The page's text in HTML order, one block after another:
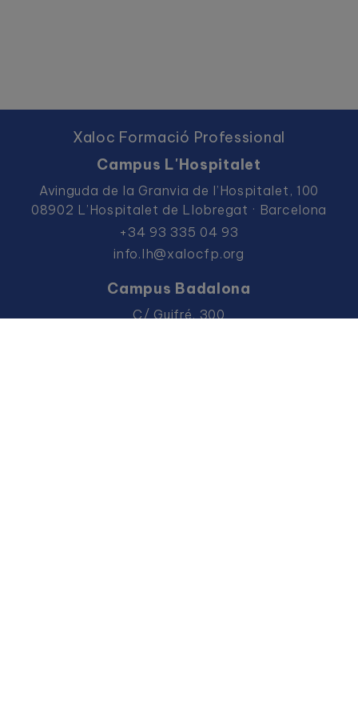
Xaloc Formació Professional
Campus L'Hospitalet
Avinguda de la Granvia de l’Hospitalet, 100
08902 L’Hospitalet de Llobregat · Barcelona
+34 93 335 04 93
info.lh@xalocfp.org
Campus Badalona
C/ Guifré, 300